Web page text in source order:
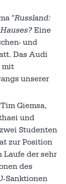
"Russland:
Eine
und
Das Audi
mit
unserer
Giemsa,
und
Studenten
zur Position
Laufe der sehr
des
Sanktionen